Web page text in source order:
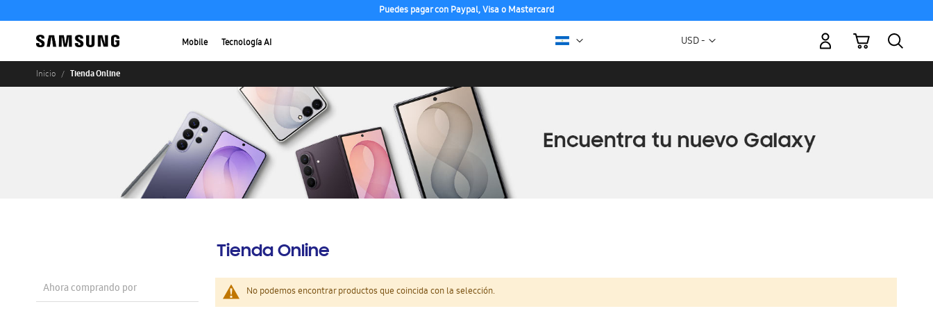
Puedes pagar con Paypal, Visa o Mastercard
Mobile Tecnología AI Moneda
USD -
Mi carrito
Inicio Tienda Online
Tienda Online
No podemos encontrar productos que coincida con la selección.
Ahora comprando por